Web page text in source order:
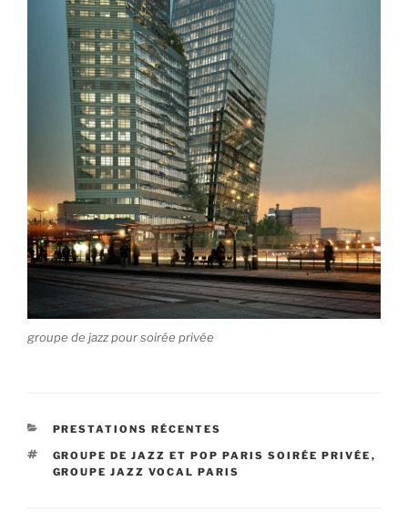
groupe de jazz pour soirée privée
CATÉGORIES
PRESTATIONS RÉCENTES
ÉTIQUETTES
GROUPE DE JAZZ ET POP PARIS SOIRÉE PRIVÉE ,
GROUPE JAZZ VOCAL PARIS